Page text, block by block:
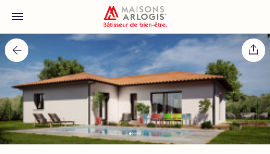
Accueil
Nos maisons
Nos annonces